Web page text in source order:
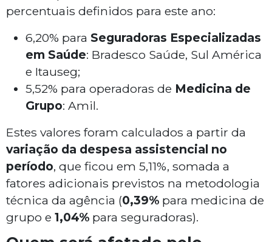
percentuais definidos para este ano:
6,20% para Seguradoras Especializadas
em Saúde: Bradesco Saúde, Sul América
e Itauseg;
5,52% para operadoras de Medicina de
Grupo: Amil.
Estes valores foram calculados a partir da
variação da despesa assistencial no
período, que ficou em 5,11%, somada a
fatores adicionais previstos na metodologia
técnica da agência (0,39% para medicina de
grupo e 1,04% para seguradoras).